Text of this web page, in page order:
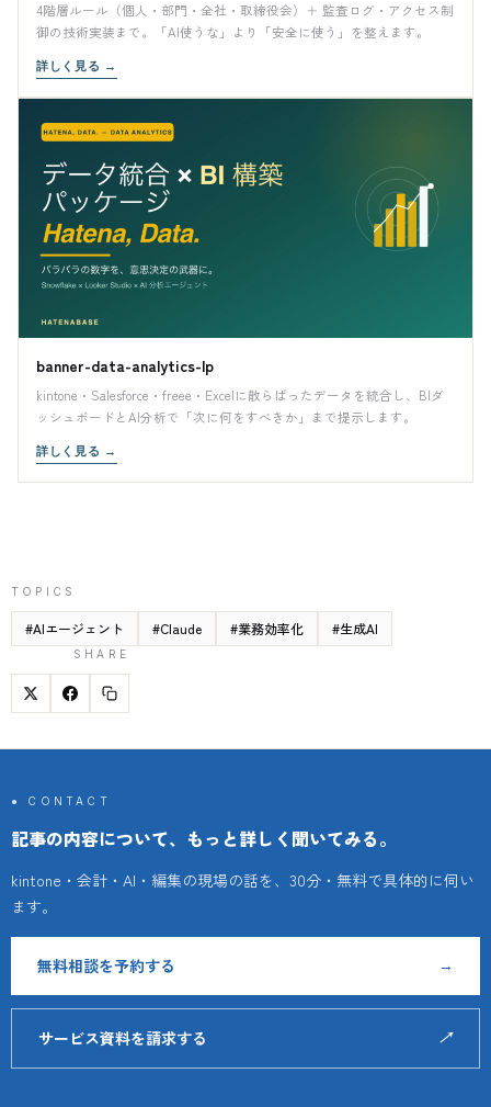
4階層ルール（個人・部門・全社・取締役会）＋ 監査ログ・アクセス制
御の技術実装まで。「AI使うな」より「安全に使う」を整えます。
詳しく見る →
banner-data-analytics-lp
kintone・Salesforce・freee・Excelに散らばったデータを統合し、BIダ
ッシュボードとAI分析で「次に何をすべきか」まで提示します。
詳しく見る →
TOPICS
#AIエージェント #Claude #業務効率化 #生成AI
SHARE
● CONTACT
記事の内容について、もっと詳しく聞いてみる。
kintone・会計・AI・編集の現場の話を、30分・無料で具体的に伺い
ます。
無料相談を予約する →
サービス資料を請求する ↗